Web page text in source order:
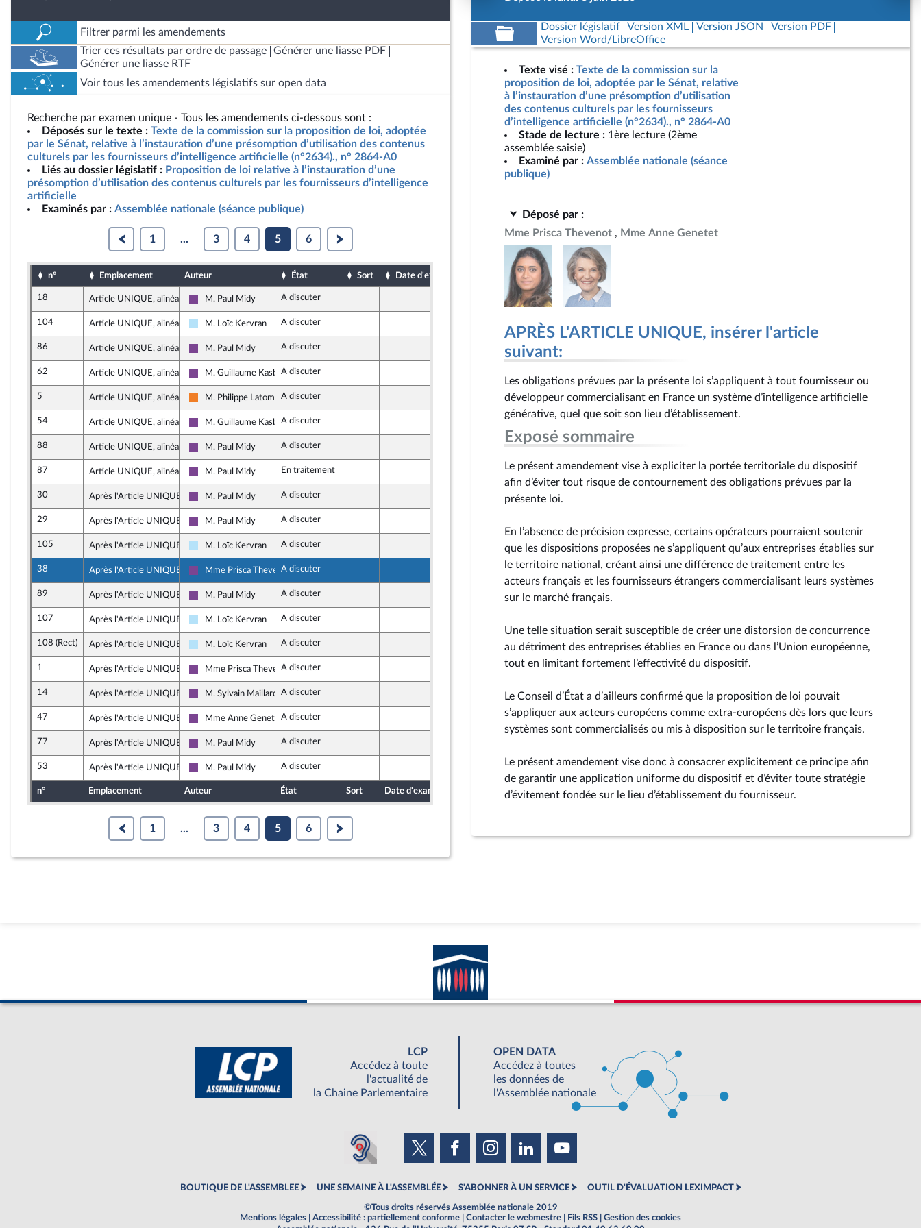
Filtrer parmi les amendements
Trier ces résultats par ordre de passage
Générer une liasse PDF
Générer une liasse RTF
Voir tous les amendements législatifs sur open data
Recherche par examen unique - Tous les amendements ci-dessous sont :
Déposés sur le texte : Texte de la commission sur la proposition de loi, adoptée
par le Sénat, relative à l’instauration d’une présomption d’utilisation des contenus
culturels par les fournisseurs d’intelligence artificielle (n°2634)., n° 2864-A0
Liés au dossier législatif : Proposition de loi relative à l’instauration d’une
présomption d’utilisation des contenus culturels par les fournisseurs d’intelligence
artificielle
Examinés par : Assemblée nationale (séance publique)
1 ... 3 4 5 6
n° Emplacement Auteur État Sort Date d'examen Date de dépôt
18 Article UNIQUE, alinéa 5
Ensemble pour la République
M. Paul Midy A discuter 4 juin 2026
104 Article UNIQUE, alinéa 5
Horizons & Indépendants
M. Loïc Kervran A discuter
86 Article UNIQUE, alinéa 5
Ensemble pour la République
M. Paul Midy A discuter 8 juin 2026
62 Article UNIQUE, alinéa 5
Ensemble pour la République
M. Guillaume KasbarianA discuter
5 Article UNIQUE, alinéa 5
Les Démocrates
M. Philippe LatombeA discuter 4 juin 2026
54 Article UNIQUE, alinéa 5
Ensemble pour la République
M. Guillaume KasbarianA discuter 8 juin 2026
88 Article UNIQUE, alinéa 5
Ensemble pour la République
M. Paul Midy A discuter 8 juin 2026
87 Article UNIQUE, alinéa 5
Ensemble pour la République
M. Paul Midy En traitement 8 juin 2026
30 Après l'Article UNIQUE
Ensemble pour la République
M. Paul Midy A discuter 5 juin 2026
29 Après l'Article UNIQUE
Ensemble pour la République
M. Paul Midy A discuter
105 Après l'Article UNIQUE
Horizons & Indépendants
M. Loïc Kervran A discuter 8 juin 2026
38 Après l'Article UNIQUE
Ensemble pour la République
Mme Prisca ThevenotA discuter 8 juin 2026
89 Après l'Article UNIQUE
Ensemble pour la République
M. Paul Midy A discuter 8 juin 2026
107 Après l'Article UNIQUE
Horizons & Indépendants
M. Loïc Kervran A discuter
108 (Rect) Après l'Article UNIQUE
Horizons & Indépendants
M. Loïc Kervran A discuter 8 juin 2026
1 Après l'Article UNIQUE
Ensemble pour la République
Mme Prisca ThevenotA discuter 4 juin 2026
14 Après l'Article UNIQUE
Ensemble pour la République
M. Sylvain Maillard A discuter 4 juin 2026
47 Après l'Article UNIQUE
Ensemble pour la République
Mme Anne GenetetA discuter 8 juin 2026
77 Après l'Article UNIQUE
Ensemble pour la République
M. Paul Midy A discuter
53 Après l'Article UNIQUE
Ensemble pour la République
M. Paul Midy A discuter 8 juin 2026
n° Emplacement Auteur État Sort Date d'examen Date de dépôt
1 ... 3 4 5 6
Dossier législatif Version XML Version JSON
Version PDF
Version Word/LibreOffice
Texte visé : Texte de la commission sur la
proposition de loi, adoptée par le Sénat, relative
à l’instauration d’une présomption d’utilisation
des contenus culturels par les fournisseurs
d’intelligence artificielle (n°2634)., n° 2864-A0
Stade de lecture : 1ère lecture (2ème
assemblée saisie)
Examiné par : Assemblée nationale (séance
publique)
Déposé par :
Mme Prisca Thevenot
Mme Anne Genetet
APRÈS L'ARTICLE UNIQUE, insérer l'article
suivant:
Les obligations prévues par la présente loi s’appliquent à tout fournisseur ou
développeur commercialisant en France un système d’intelligence artificielle
générative, quel que soit son lieu d’établissement.
Exposé sommaire
Le présent amendement vise à expliciter la portée territoriale du dispositif
afin d’éviter tout risque de contournement des obligations prévues par la
présente loi.
En l’absence de précision expresse, certains opérateurs pourraient soutenir
que les dispositions proposées ne s’appliquent qu’aux entreprises établies sur
le territoire national, créant ainsi une différence de traitement entre les
acteurs français et les fournisseurs étrangers commercialisant leurs systèmes
sur le marché français.
Une telle situation serait susceptible de créer une distorsion de concurrence
au détriment des entreprises établies en France ou dans l’Union européenne,
tout en limitant fortement l’effectivité du dispositif.
Le Conseil d’État a d’ailleurs confirmé que la proposition de loi pouvait
s’appliquer aux acteurs européens comme extra-européens dès lors que leurs
systèmes sont commercialisés ou mis à disposition sur le territoire français.
Le présent amendement vise donc à consacrer explicitement ce principe afin
de garantir une application uniforme du dispositif et d’éviter toute stratégie
d’évitement fondée sur le lieu d’établissement du fournisseur.
LCP
Accédez à toute
l'actualité de
la Chaine Parlementaire
OPEN DATA
Accédez à toutes
les données de
l'Assemblée nationale
BOUTIQUE DE L'ASSEMBLEE UNE SEMAINE À L'ASSEMBLÉE S'ABONNER À UN SERVICE OUTIL D'ÉVALUATION LEXIMPACT
©Tous droits réservés Assemblée nationale 2019
Mentions légales
Accessibilité : partiellement conforme Contacter le webmestre Fils RSS
Gestion des cookies